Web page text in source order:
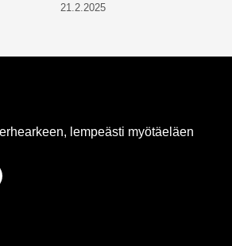
21.2.2025
lempeästi myötäeläen